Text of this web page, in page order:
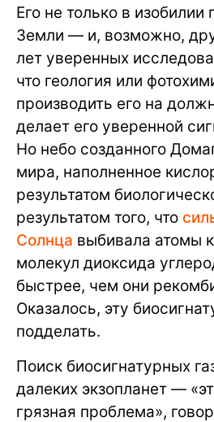
Его не только в изобилии
Земли — и, возможно,
лет уверенных
что геология или
производить его на
делает его уверенной
Но небо созданного
мира, наполненное
результатом
результатом того, что
Солнца выбивала атомы
молекул диоксида
быстрее, чем они
Оказалось, эту
подделать.
Поиск биосигнатурных
далеких экзопланет —
грязная проблема»,